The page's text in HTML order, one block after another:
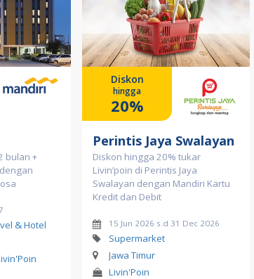
bulan +
& Hotel
Diskon
hingga
20%
Perintis Jaya Swalayan
Diskon hingga 20% tukar
Livin’poin di Perintis Jaya
Swalayan dengan Mandiri Kartu
Kredit dan Debit
15 Jun 2026 s.d 31 Dec 2026
Supermarket
Jawa Timur
Livin'Poin